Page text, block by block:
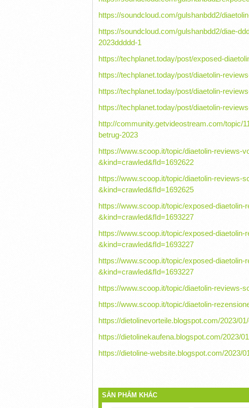
https://soundcloud.com/gulshanbdd2/
https://soundcloud.com/gulshanbdd2/diae-
2023ddddd-1
https://techplanet.today/post/exposed-
https://techplanet.today/post/diaetolin-
https://techplanet.today/post/diaetolin-
https://techplanet.today/post/diaetolin-
http://community.getvideostream.com/topic/
betrug-2023
https://www.scoop.it/topic/diaetolin-reviews-
&kind=crawled&fId=1692622
https://www.scoop.it/topic/diaetolin-reviews-
&kind=crawled&fId=1692625
https://www.scoop.it/topic/exposed-
&kind=crawled&fId=1693227
https://www.scoop.it/topic/exposed-
&kind=crawled&fId=1693227
https://www.scoop.it/topic/exposed-
&kind=crawled&fId=1693227
https://www.scoop.it/topic/diaetolin-reviews-
https://www.scoop.it/topic/diaetolin-
https://dietolinevorteile.blogspot.com/2023/
https://dietolinekaufena.blogspot.com/2023/
https://dietoline-website.blogspot.com/2023/
SẢN PHẨM KHÁC